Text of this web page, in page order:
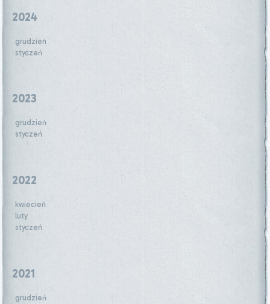
2024
grudzień
styczeń
2023
grudzień
styczeń
2022
kwiecień
luty
styczeń
2021
grudzień